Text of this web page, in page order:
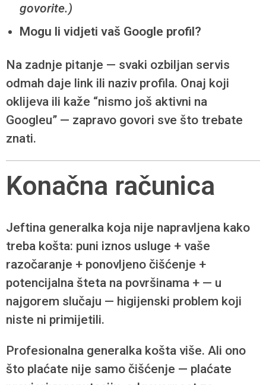
govorite.)
Mogu li vidjeti vaš Google profil?
Na zadnje pitanje — svaki ozbiljan servis
odmah daje link ili naziv profila. Onaj koji
oklijeva ili kaže “nismo još aktivni na
Googleu” — zapravo govori sve što trebate
znati.
Konačna računica
Jeftina generalka koja nije napravljena kako
treba košta: puni iznos usluge + vaše
razočaranje + ponovljeno čišćenje +
potencijalna šteta na površinama + — u
najgorem slučaju — higijenski problem koji
niste ni primijetili.
Profesionalna generalka košta više. Ali ono
što plaćate nije samo čišćenje — plaćate